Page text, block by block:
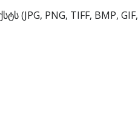
(JPG, PNG, TIFF, BMP, GIF,